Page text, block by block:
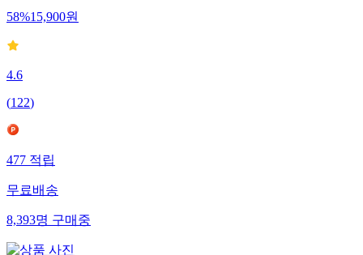
58%15,900원
4.6
(122)
477적립
무료배송
8,393명구매중